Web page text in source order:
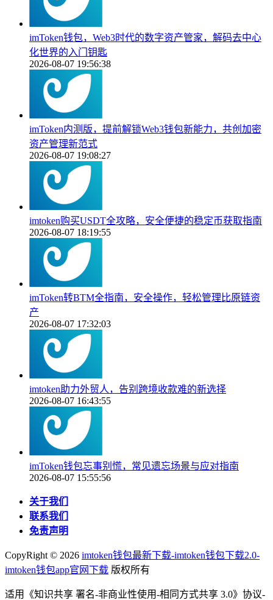
imToken钱包，Web3时代的数字资产管家，解码去中心
化世界的入门钥匙
2026-08-07 19:56:38
imToken内测版，提前解锁Web3钱包新能力，共创加密
资产管理新范式
2026-08-07 19:08:27
imtoken购买USDT全攻略，安全便捷的稳定币获取指南
2026-08-07 18:19:55
imToken转BTM全指南，安全操作，轻松管理比原链资
产
2026-08-07 17:32:03
imtoken助力外贸人，告别跨境收款难的新选择
2026-08-07 16:43:55
imToken钱包忘事别慌，常见遗忘场景与应对指南
2026-08-07 15:55:56
关于我们
联系我们
免责声明
CopyRight © 2026 imtoken钱包最新下载-imtoken钱包下载2.0-
imtoken钱包app官网下载 版权所有
适用《知识共享 署名-非商业性使用-相同方式共享 3.0》协议-